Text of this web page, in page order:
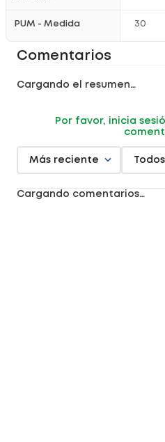
PUM - Medida 30
Comentarios
Cargando el resumen…
Por favor, inicia
Más reciente Todos
Cargando comentarios…